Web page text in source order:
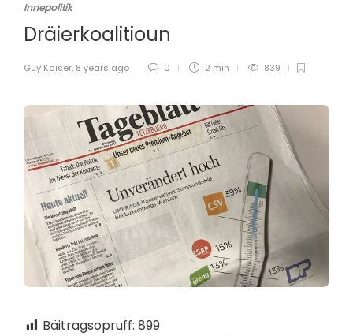
Innepolitik
Dräierkoalitioun
Guy Kaiser, 8 years ago 0 2 min 839
Bäitragsopruff: 899